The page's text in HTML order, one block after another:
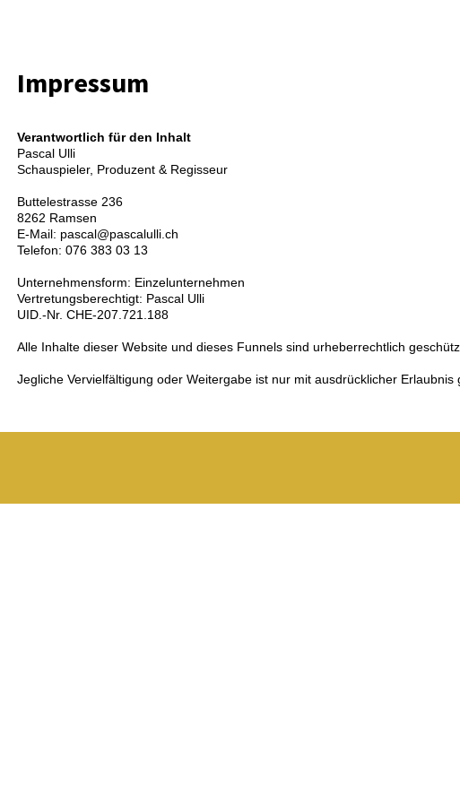
Impressum
Verantwortlich für den Inhalt
Pascal Ulli
Schauspieler, Produzent & Regisseur
Buttelestrasse 236
8262 Ramsen
E-Mail: pascal@pascalulli.ch
Telefon: 076 383 03 13
Unternehmensform: Einzelunternehmen
Vertretungsberechtigt: Pascal Ulli
UID.-Nr. CHE-207.721.188
Alle Inhalte dieser Website und dieses Funnels sind urheberrechtlich
Jegliche Vervielfältigung oder Weitergabe ist nur mit ausdrücklicher Erlaubnis